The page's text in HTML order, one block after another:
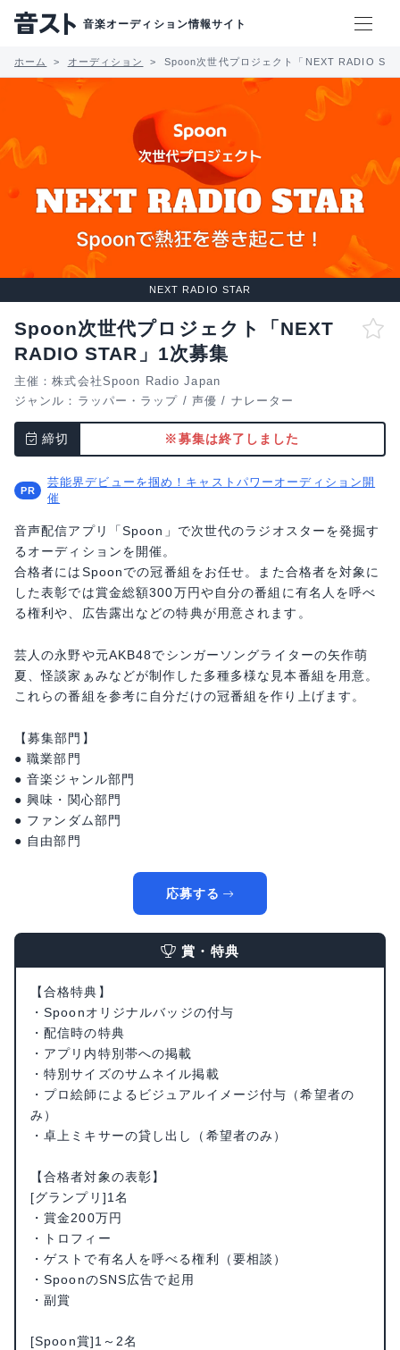
音楽オーディション情報サイト
ホーム オーディション Spoon次世代プロジェクト「NEXT RADIO
NEXT RADIO STAR
Spoon次世代プロジェクト「NEXT
RADIO STAR」1次募集
主催：株式会社Spoon Radio Japan
ジャンル： ラッパー・ラップ / 声優 / ナレーター
締切 ※募集は終了しました
芸能界デビューを掴め！キャストパワーオーディション開
催
音声配信アプリ「Spoon」で次世代のラジオスターを発掘す
るオーディションを開催。
合格者にはSpoonでの冠番組をお任せ。また合格者を対象に
した表彰では賞金総額300万円や自分の番組に有名人を呼べ
る権利や、広告露出などの特典が用意されます。
芸人の永野や元AKB48でシンガーソングライターの矢作萌
夏、怪談家ぁみなどが制作した多種多様な見本番組を用意。
これらの番組を参考に自分だけの冠番組を作り上げます。
【募集部門】
● 職業部門
● 音楽ジャンル部門
● 興味・関心部門
● ファンダム部門
● 自由部門
応募する
賞・特典
【合格特典】
・Spoonオリジナルバッジの付与
・配信時の特典
・アプリ内特別帯への掲載
・特別サイズのサムネイル掲載
・プロ絵師によるビジュアルイメージ付与（希望者の
み）
・卓上ミキサーの貸し出し（希望者のみ）
【合格者対象の表彰】
[グランプリ]1名
・賞金200万円
・トロフィー
・ゲストで有名人を呼べる権利（要相談）
・SpoonのSNS広告で起用
・副賞
[Spoon賞]1～2名